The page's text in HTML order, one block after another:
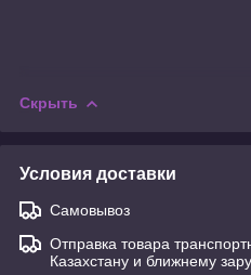
Скрыть
Условия доставки
Самовывоз
Отправка товара
Казахстану и ближнему